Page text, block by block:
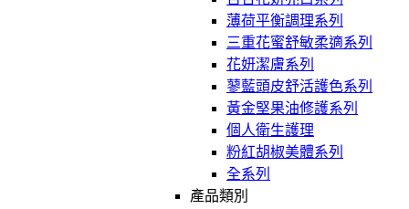
薄荷平衡調理系列
三重花蜜舒敏柔適系列
花妍潔膚系列
蓼藍頭皮舒活護色系列
黃金堅果油修護系列
個人衛生護理
粉紅胡椒美體系列
全系列
產品類別